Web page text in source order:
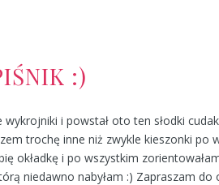
:)
i powstał oto ten słodki
trochę inne niż zwykle kieszonki po
okładkę i po wszystkim
niedawno nabyłam :) Zapraszam do